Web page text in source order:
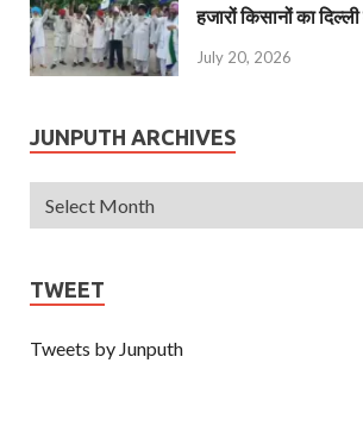
हजारों किसानों का
July 20, 2026
JUNPUTH ARCHIVES
TWEET
Tweets by Junputh